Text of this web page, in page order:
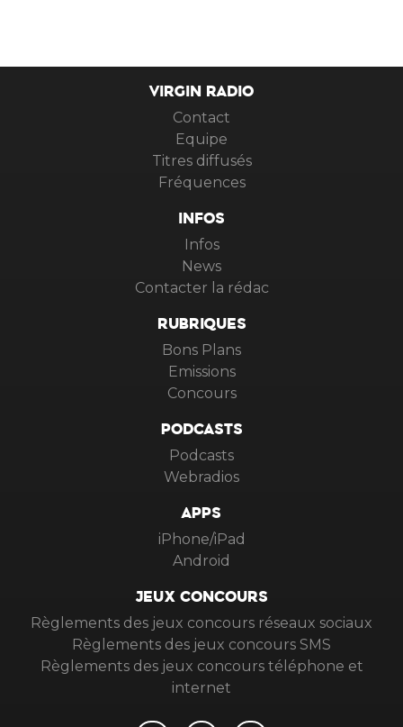
VIRGIN RADIO
Contact
Equipe
Titres diffusés
Fréquences
INFOS
Infos
News
Contacter la rédac
RUBRIQUES
Bons Plans
Emissions
Concours
PODCASTS
Podcasts
Webradios
APPS
iPhone/iPad
Android
JEUX CONCOURS
Règlements des jeux concours réseaux sociaux
Règlements des jeux concours SMS
Règlements des jeux concours téléphone et
internet